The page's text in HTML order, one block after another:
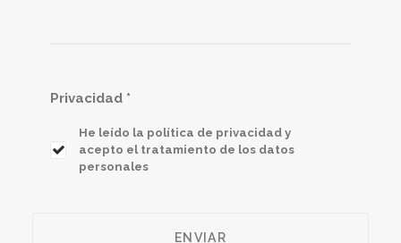
Privacidad *
He leído la política de privacidad y
acepto el tratamiento de los datos
personales